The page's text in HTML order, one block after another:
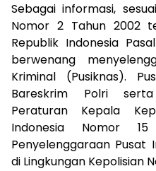
Sebagai informasi,
Nomor 2 Tahun 2002
Republik Indonesia
berwenang
Kriminal (Pusiknas).
Bareskrim Polri
Peraturan Kepala
Indonesia Nomor
Penyelenggaraan Pusat
di Lingkungan Kepolisian